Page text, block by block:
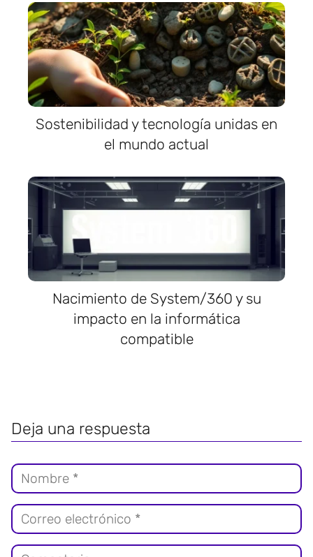
Sostenibilidad y tecnología unidas en
el mundo actual
Nacimiento de System/360 y su
impacto en la informática
compatible
Deja una respuesta